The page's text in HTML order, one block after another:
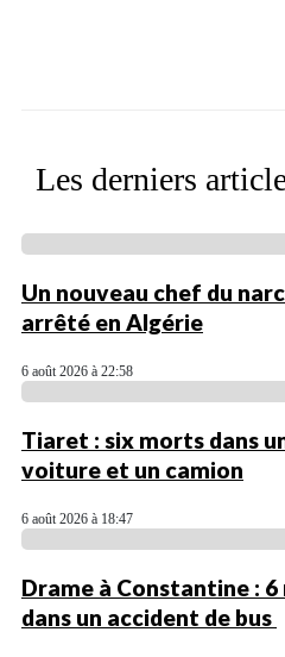
Les derniers
Un nouveau chef du
arrêté en Algérie
6 août 2026 à 22:58
Tiaret : six morts dans
voiture et un camion
6 août 2026 à 18:47
Drame à Constantine :
dans un accident de bus